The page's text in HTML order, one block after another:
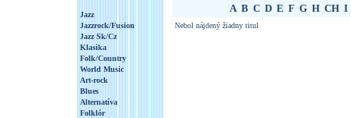
Jazz
Jazzrock/Fusion
Jazz Sk/Cz
Klasika
Folk/Country
World Music
Art-rock
Blues
Alternatíva
Folklór
A B C D E F G H CH I
Nebol nájdený žiadny titul